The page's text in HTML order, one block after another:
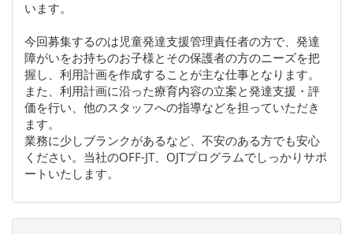
います。
今回募集するのは児童発達支援管理責任者の方で、発達
障がいをお持ちのお子様とその保護者の方のニーズを把
握し、利用計画を作成することが主な仕事となります。
また、利用計画に沿った療育内容の立案と発達支援・評
価を行い、他のスタッフへの指導などを担っていただき
ます。
業務に少しブランクがあるなど、不安のある方でも安心
ください。当社のOFF-JT、OJTプログラムでしっかりサポ
ートいたします。